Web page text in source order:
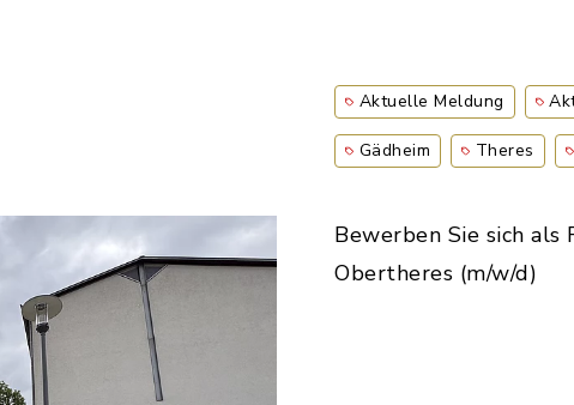
Aktuelle Meldung
Gädheim Theres
Bewerben Sie sich
Obertheres (m/w/d)